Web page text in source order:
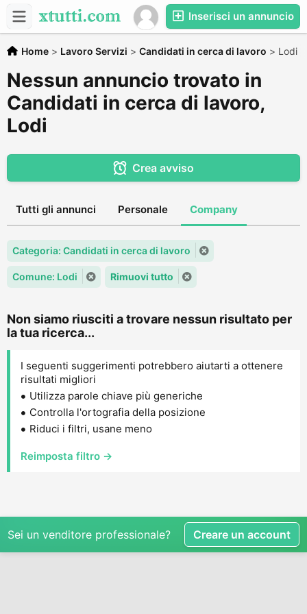
Inserisci un annuncio
Home > Lavoro Servizi > Candidati in cerca di lavoro > Lodi
Nessun annuncio trovato in
Candidati in cerca di lavoro,
Lodi
Crea avviso
Tutti gli annunci Personale Company
Categoria: Candidati in cerca di lavoro
Comune: Lodi Rimuovi tutto
Non siamo riusciti a trovare nessun risultato per
la tua ricerca...
I seguenti suggerimenti potrebbero aiutarti a ottenere
risultati migliori
Utilizza parole chiave più generiche
Controlla l'ortografia della posizione
Riduci i filtri, usane meno
Reimposta filtro →
Sei un venditore professionale? Creare un account